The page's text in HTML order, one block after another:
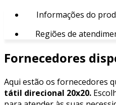
Informações do
Regiões de
Fornecedores
Aqui estão os fornecedores
tátil direcional 20x20.